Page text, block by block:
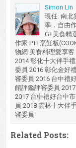
Simon Lin
現任: 南北
學．自由
G+美食精
作家 PTT烹飪板
物網 美食料理愛享
2014 彰化十大伴手
委員 2016 彰化金好
審委員 2016 台中禮
館評鑑評審委員
2017 台中禮好台中
員 2018 雲林十大伴
審委員
Related Posts: